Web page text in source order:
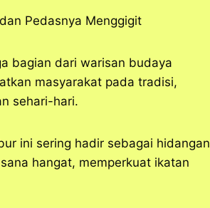
bagian dari warisan budaya
masyarakat pada tradisi,
sehari-hari.
ini sering hadir sebagai hidangan
hangat, memperkuat ikatan